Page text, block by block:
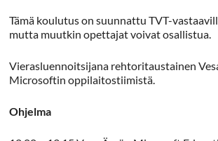
Tämä koulutus on suunnattu TVT-
mutta muutkin opettajat voivat osallistua.
Vierasluennoitsijana rehtoritaustainen
Microsoftin oppilaitostiimistä.
Ohjelma